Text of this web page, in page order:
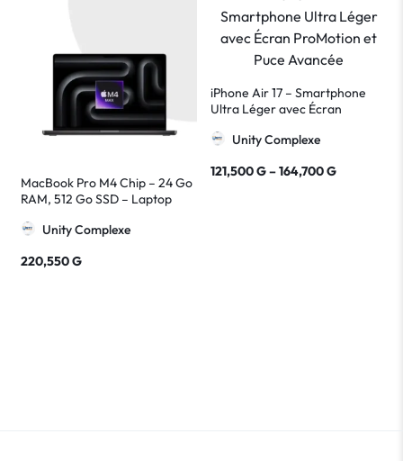
MacBook Pro M4 Chip – 24 Go
RAM, 512 Go SSD – Laptop
Unity Complexe
220,550G
iPhone Air 17 – Smartphone
Ultra Léger avec Écran
Unity Complexe
121,500G–164,700G